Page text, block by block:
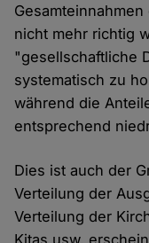
nicht mehr richtig
"gesellschaftliche
systematisch zu
während die
entsprechend
Dies ist auch der
Verteilung der
Verteilung der
Kitas usw.